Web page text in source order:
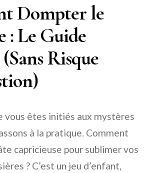
Dompter le
: Le Guide
Risque
vous êtes initiés aux mystères
à la pratique. Comment
capricieuse pour sublimer vos
? C’est un jeu d’enfant,